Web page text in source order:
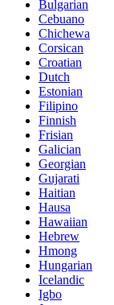
Bulgarian
Cebuano
Chichewa
Corsican
Croatian
Dutch
Estonian
Filipino
Finnish
Frisian
Galician
Georgian
Gujarati
Haitian
Hausa
Hawaiian
Hebrew
Hmong
Hungarian
Icelandic
Igbo